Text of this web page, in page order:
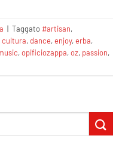
| Taggato #artisan,
cultura,dance,enjoy,erba,
,opificiozappa,oz, passion,